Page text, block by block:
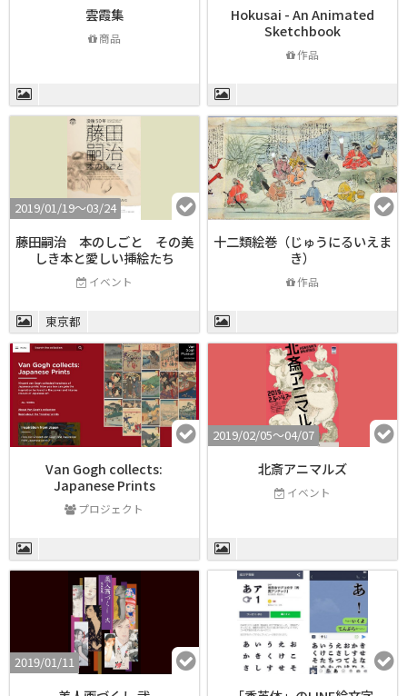
雲霞集
商品
Hokusai - An Animated
Sketchbook
作品
2019/01/19〜03/24
藤田嗣治 本のしごと その美
しき本と愛しい挿絵たち
イベント
東京都
十二類絵巻（じゅうにるいえま
き）
作品
Van Gogh collects:
Japanese Prints
プロジェクト
2019/02/05〜04/07
北斎アニマルズ
イベント
2019/01/11